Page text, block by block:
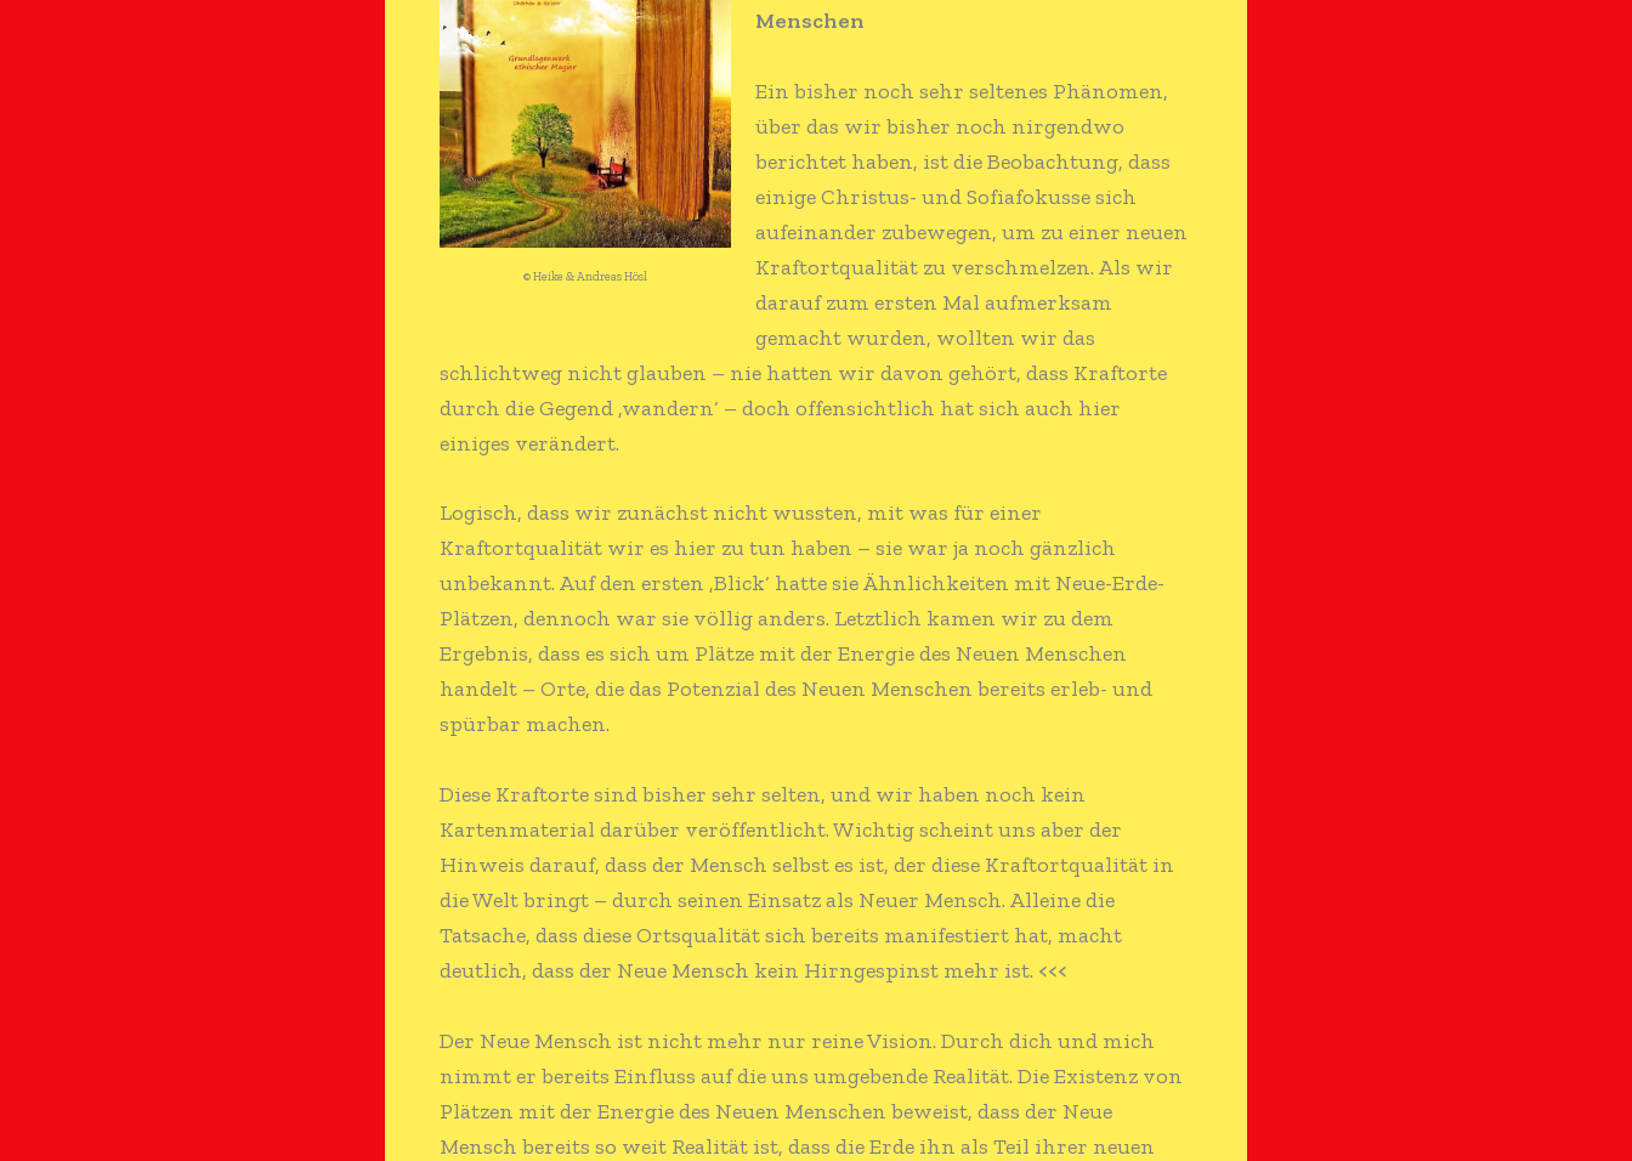
© Heike & Andreas Hösl
Menschen
Ein bisher noch sehr seltenes Phänomen,
über das wir bisher noch nirgendwo
berichtet haben, ist die Beobachtung, dass
einige Christus- und Sofiafokusse sich
aufeinander zubewegen, um zu einer neuen
Kraftortqualität zu verschmelzen. Als wir
darauf zum ersten Mal aufmerksam
gemacht wurden, wollten wir das
schlichtweg nicht glauben – nie hatten wir davon gehört, dass Kraftorte
durch die Gegend ‚wandern‘ – doch offensichtlich hat sich auch hier
einiges verändert.
Logisch, dass wir zunächst nicht wussten, mit was für einer
Kraftortqualität wir es hier zu tun haben – sie war ja noch gänzlich
unbekannt. Auf den ersten ‚Blick‘ hatte sie Ähnlichkeiten mit Neue-Erde-
Plätzen, dennoch war sie völlig anders. Letztlich kamen wir zu dem
Ergebnis, dass es sich um Plätze mit der Energie des Neuen Menschen
handelt – Orte, die das Potenzial des Neuen Menschen bereits erleb- und
spürbar machen.
Diese Kraftorte sind bisher sehr selten, und wir haben noch kein
Kartenmaterial darüber veröffentlicht. Wichtig scheint uns aber der
Hinweis darauf, dass der Mensch selbst es ist, der diese Kraftortqualität in
die Welt bringt – durch seinen Einsatz als Neuer Mensch. Alleine die
Tatsache, dass diese Ortsqualität sich bereits manifestiert hat, macht
deutlich, dass der Neue Mensch kein Hirngespinst mehr ist. <<<
Der Neue Mensch ist nicht mehr nur reine Vision. Durch dich und mich
nimmt er bereits Einfluss auf die uns umgebende Realität. Die Existenz von
Plätzen mit der Energie des Neuen Menschen beweist, dass der Neue
Mensch bereits so weit Realität ist, dass die Erde ihn als Teil ihrer neuen